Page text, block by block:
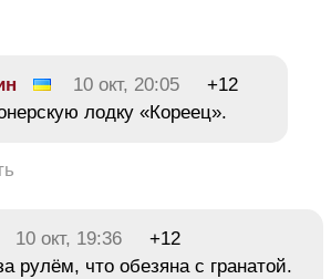
10 окт, 20:05
+12
лодку «Кореец».
10 окт, 19:36
+12
рулём, что обезяна с гранатой.